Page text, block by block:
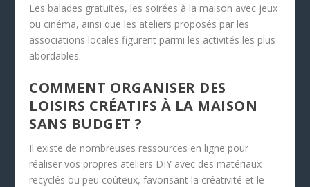
Les balades gratuites, les soirées à la maison avec jeux
ou cinéma, ainsi que les ateliers proposés par les
associations locales figurent parmi les activités les plus
abordables.
COMMENT ORGANISER DES
LOISIRS CRÉATIFS À LA MAISON
SANS BUDGET ?
Il existe de nombreuses ressources en ligne pour
réaliser vos propres ateliers DIY avec des matériaux
recyclés ou peu coûteux, favorisant la créativité et le